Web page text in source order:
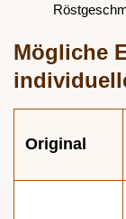
Mögliche
Original